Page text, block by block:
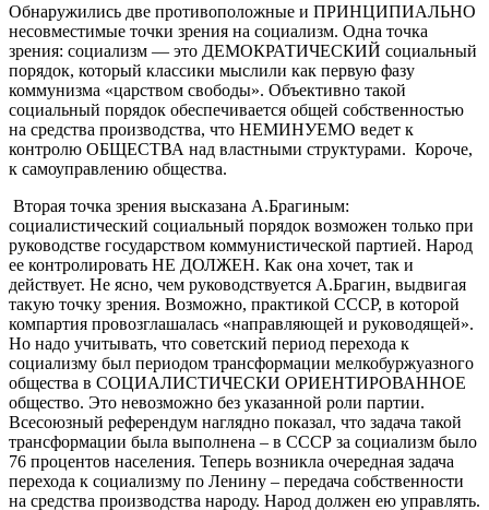
Обнаружились две противоположные и ПРИНЦИПИАЛЬНО
несовместимые точки зрения на социализм. Одна точка
зрения: социализм — это ДЕМОКРАТИЧЕСКИЙ социальный
порядок, который классики мыслили как первую фазу
коммунизма «царством свободы». Объективно такой
социальный порядок обеспечивается общей собственностью
на средства производства, что НЕМИНУЕМО ведет к
контролю ОБЩЕСТВА над властными структурами. Короче,
к самоуправлению общества.
Вторая точка зрения высказана А.Брагиным:
социалистический социальный порядок возможен только при
руководстве государством коммунистической партией. Народ
ее контролировать НЕ ДОЛЖЕН. Как она хочет, так и
действует. Не ясно, чем руководствуется А.Брагин, выдвигая
такую точку зрения. Возможно, практикой СССР, в которой
компартия провозглашалась «направляющей и руководящей».
Но надо учитывать, что советский период перехода к
социализму был периодом трансформации мелкобуржуазного
общества в СОЦИАЛИСТИЧЕСКИ ОРИЕНТИРОВАННОЕ
общество. Это невозможно без указанной роли партии.
Всесоюзный референдум наглядно показал, что задача такой
трансформации была выполнена – в СССР за социализм было
76 процентов населения. Теперь возникла очередная задача
перехода к социализму по Ленину – передача собственности
на средства производства народу. Народ должен ею управлять.